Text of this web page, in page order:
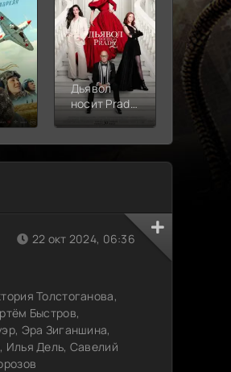
Дьявол
носит Prada
2
22 окт 2024, 06:36
Толстоганова,
Быстров,
Эра Зиганшина,
Илья Дель, Савелий